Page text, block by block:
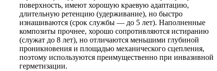
поверхность, имеют хорошую краевую адаптацию,
длительную ретенцию (удерживание), но быстро
изнашиваются (срок службы — до 5 лет). Наполненные
композиты прочнее, хорошо сопротивляются истиранию
(служат до 8 лет), но отличаются меньшими глубиной
проникновения и площадью механического сцепления,
поэтому используются преимущественно при инвазивной
герметизации.